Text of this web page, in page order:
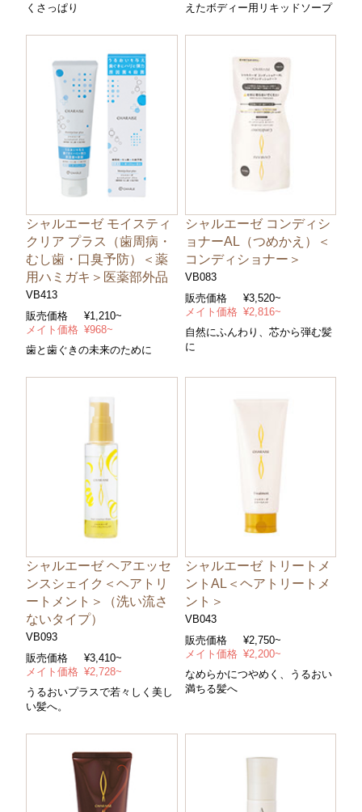
くさっぱり
えたボディー用リキッドソープ
シャルエーゼ モイスティ
クリア プラス（歯周病・
むし歯・口臭予防）＜薬
用ハミガキ＞医薬部外品
VB413
販売価格
¥1,210~
メイト価格 ¥968~
歯と歯ぐきの未来のために
シャルエーゼ コンディシ
ョナーAL（つめかえ）＜
コンディショナー＞
VB083
販売価格
¥3,520~
メイト価格 ¥2,816~
自然にふんわり、芯から弾む髪
に
シャルエーゼ ヘアエッセ
ンスシェイク＜ヘアトリ
ートメント＞（洗い流さ
ないタイプ）
VB093
販売価格
¥3,410~
メイト価格 ¥2,728~
うるおいプラスで若々しく美し
い髪へ。
シャルエーゼ トリートメ
ントAL＜ヘアトリートメ
ント＞
VB043
販売価格
¥2,750~
メイト価格 ¥2,200~
なめらかにつやめく、うるおい
満ちる髪へ